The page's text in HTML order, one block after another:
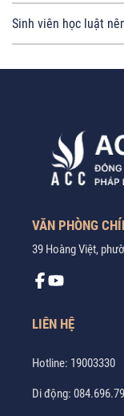
Sinh viên học luật
VĂN PHÒNG
39 Hoàng Việt,
LIÊN HỆ
Hotline: 19003330
Di động: